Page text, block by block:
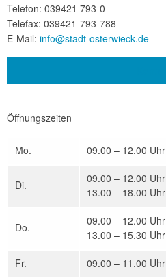
Telefon: 039421 793-0
Telefax: 039421-793-788
E-Mail: info@stadt-osterwieck.de
Öffnungszeiten
Mo. 09.00 – 12.00 Uhr
Di.
09.00 – 12.00 Uhr
13.00 – 18.00 Uhr
Do.
09.00 – 12.00 Uhr
13.00 – 15.30 Uhr
Fr. 09.00 – 11.00 Uhr